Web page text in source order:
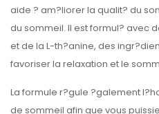
aide ? am?liorer la qualit? du
du sommeil. Il est formul? avec
et de la L-th?anine, des
favoriser la relaxation et le
La formule r?gule ?galement
de sommeil afin que vous